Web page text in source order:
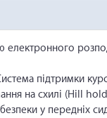
електронного
підтримки
на схилі (Hill
у передніх